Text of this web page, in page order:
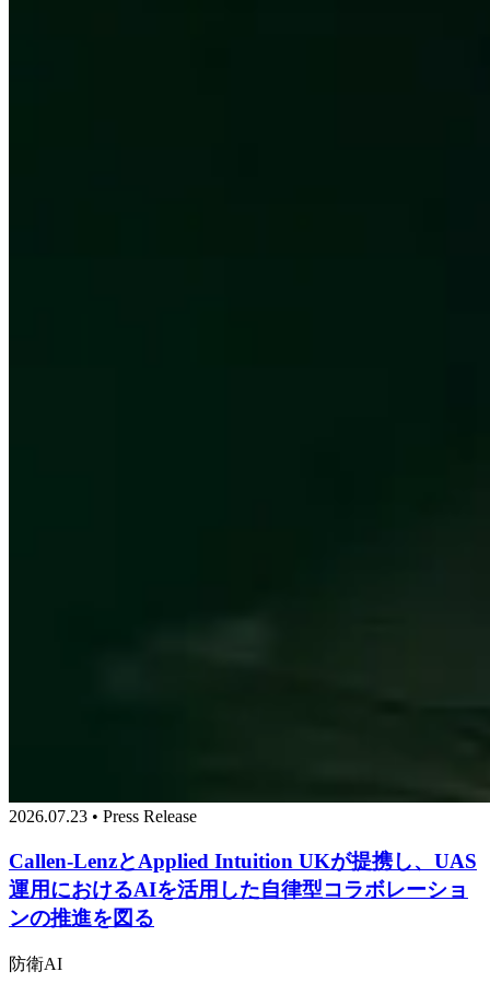
2026.07.23 • Press Release
Callen-LenzとApplied Intuition UKが提携し、UAS
運用におけるAIを活用した自律型コラボレーショ
ンの推進を図る
防衛AI